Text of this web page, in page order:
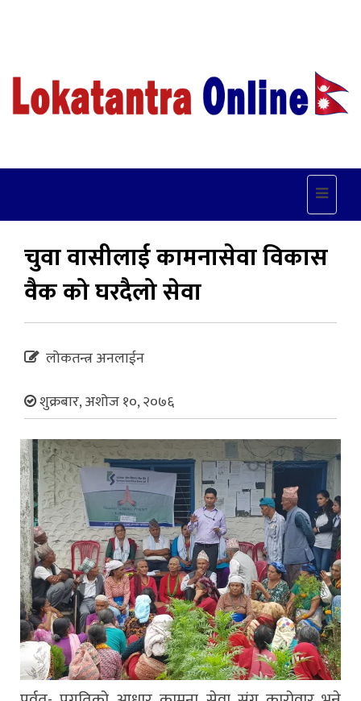
Toggle
चुवा वासीलाई कामनासेवा विकास
वैक को घरदैलो सेवा
लोकतन्त्र अनलाईन
शुक्रबार, अशोज १०, २०७६